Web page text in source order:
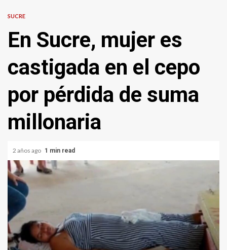
SUCRE
En Sucre, mujer es
castigada en el cepo
por pérdida de suma
millonaria
2 años ago 1 min read